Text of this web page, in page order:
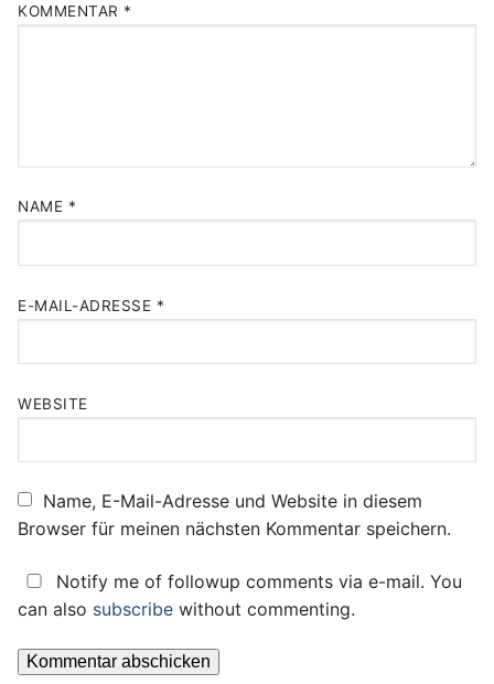
KOMMENTAR *
NAME *
E-MAIL-ADRESSE *
WEBSITE
Name, E-Mail-Adresse und Website in diesem
Browser für meinen nächsten Kommentar speichern.
Notify me of followup comments via e-mail. You
can also subscribe without commenting.